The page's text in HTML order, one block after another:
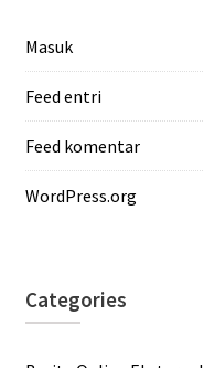
Masuk
Feed entri
Feed komentar
WordPress.org
Categories